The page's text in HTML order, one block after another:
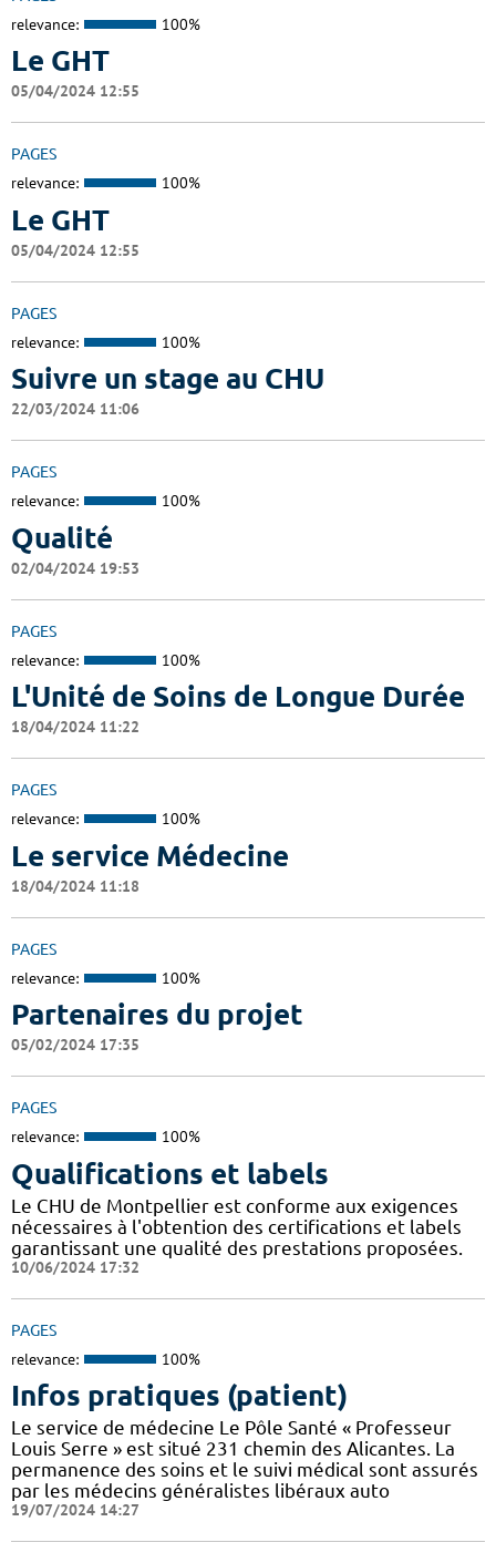
relevance: 100%
Le GHT
05/04/2024 12:55
PAGES
relevance: 100%
Le GHT
05/04/2024 12:55
PAGES
relevance: 100%
Suivre un stage au CHU
22/03/2024 11:06
PAGES
relevance: 100%
Qualité
02/04/2024 19:53
PAGES
relevance: 100%
L'Unité de Soins de Longue Durée
18/04/2024 11:22
PAGES
relevance: 100%
Le service Médecine
18/04/2024 11:18
PAGES
relevance: 100%
Partenaires du projet
05/02/2024 17:35
PAGES
relevance: 100%
Qualifications et labels
Le CHU de Montpellier est conforme aux exigences
nécessaires à l'obtention des certifications et labels
garantissant une qualité des prestations proposées.
10/06/2024 17:32
PAGES
relevance: 100%
Infos pratiques (patient)
Le service de médecine Le Pôle Santé « Professeur
Louis Serre » est situé 231 chemin des Alicantes. La
permanence des soins et le suivi médical sont assurés
par les médecins généralistes libéraux auto
19/07/2024 14:27